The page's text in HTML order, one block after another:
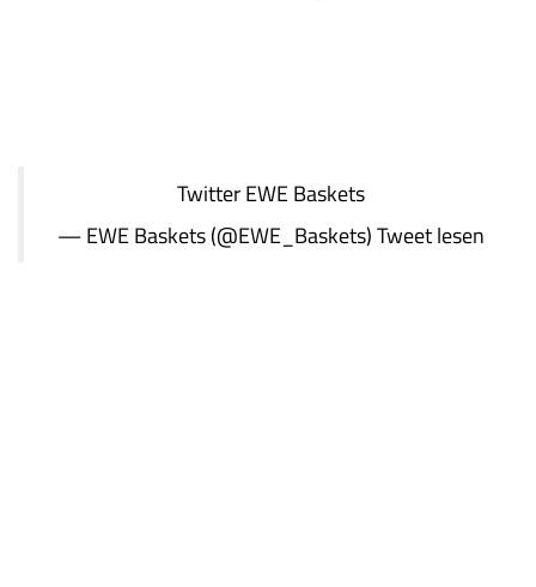
TwitterEWE Baskets
— EWE Baskets (@EWE_Baskets)Tweet lesen